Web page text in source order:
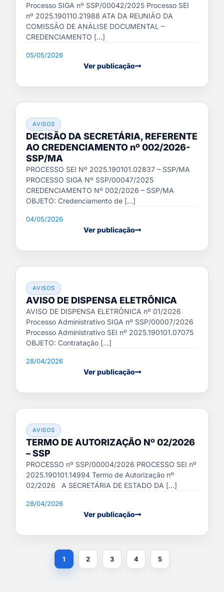
Processo SIGA nº SSP/00042/2025 Processo SEI
nº 2025.190110.21988 ATA DA REUNIÃO DA
COMISSÃO DE ANÁLISE DOCUMENTAL –
CREDENCIAMENTO [...]
05/05/2026
Ver publicação
AVISOS
DECISÃO DA SECRETÁRIA, REFERENTE
AO CREDENCIAMENTO nº 002/2026-
SSP/MA
PROCESSO SEI Nº 2025.190101.02837 – SSP/MA
PROCESSO SIGA Nº SSP/00047/2025
CREDENCIAMENTO Nº 002/2026 – SSP/MA
OBJETO: Credenciamento de [...]
04/05/2026
Ver publicação
AVISOS
AVISO DE DISPENSA ELETRÔNICA
AVISO DE DISPENSA ELETRÔNICA nº 01/2026
Processo Administrativo SIGA nº SSP/00007/2026
Processo Administrativo SEI nº 2025.190101.07075
OBJETO: Contratação [...]
28/04/2026
Ver publicação
AVISOS
TERMO DE AUTORIZAÇÃO Nº 02/2026
– SSP
PROCESSO nº SSP/00004/2026 PROCESSO SEI nº
2025.190101.14994 Termo de Autorização nº
02/2026 A SECRETÁRIA DE ESTADO DA [...]
28/04/2026
Ver publicação
1 2 3 4 5